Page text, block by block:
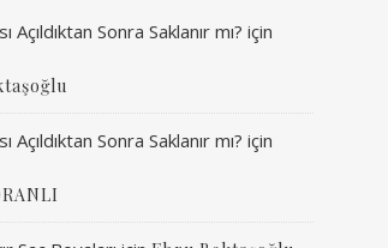
Açıldıktan Sonra Saklanır mı? için
Açıldıktan Sonra Saklanır mı? için